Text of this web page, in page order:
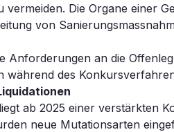
Die Organe einer
von
Anforderungen an die
während des
ab 2025 einer verstärkten
neue Mutationsarten